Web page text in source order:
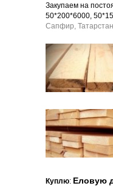
Закупаем на
50*200*6000,
Сапфир,
Куплю: Еловую